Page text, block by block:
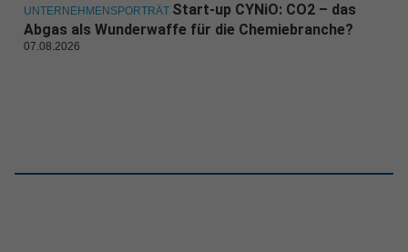
UNTERNEHMENSPORTRÄT Start-up CYNiO: CO2 – das
Abgas als Wunderwaffe für die Chemiebranche?
07.08.2026